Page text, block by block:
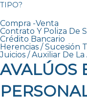
TIPO?
Compra -Venta
Contrato Y Poliza De
Crédito Bancario
Herencias / Sucesión
Juicios / Auxiliar De
AVALÚOS